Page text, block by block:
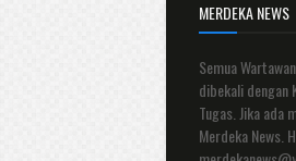
MERDEKA NEWS
Semua
dibekali dengan
Tugas. Jika ada
Merdeka News.